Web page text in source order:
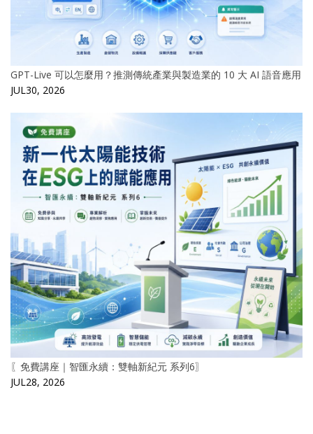
GPT-Live 可以怎麼用？推測傳統產業與製造業的 10 大 AI 語音應用
JUL30, 2026
〖免費講座｜智匯永續：雙軸新紀元 系列6〗
JUL28, 2026